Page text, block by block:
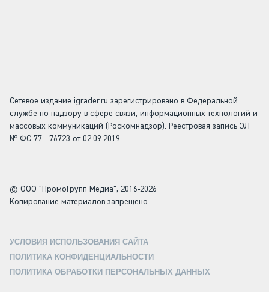
Сетевое издание igrader.ru зарегистрировано в Федеральной
службе по надзору в сфере связи, информационных технологий и
массовых коммуникаций (Роскомнадзор). Реестровая запись ЭЛ
№ ФС 77 - 76723 от 02.09.2019
© ООО "ПромоГрупп Медиа", 2016-2026
Копирование материалов запрещено.
УСЛОВИЯ ИСПОЛЬЗОВАНИЯ САЙТА
ПОЛИТИКА КОНФИДЕНЦИАЛЬНОСТИ
ПОЛИТИКА ОБРАБОТКИ ПЕРСОНАЛЬНЫХ ДАННЫХ